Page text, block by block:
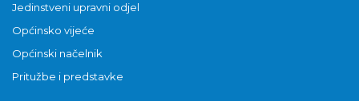
Jedinstveni upravni odjel
Općinsko vijeće
Općinski načelnik
Pritužbe i predstavke